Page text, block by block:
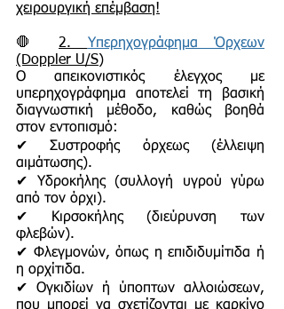
χειρουργική επέμβαση!
🛑 2. Υπερηχογράφημα Όρχεων
(Doppler U/S)
Ο απεικονιστικός έλεγχος με
υπερηχογράφημα αποτελεί τη βασική
διαγνωστική μέθοδο, καθώς βοηθά
στον εντοπισμό:
✔ Συστροφής όρχεως (έλλειψη
αιμάτωσης).
✔ Υδροκήλης (συλλογή υγρού γύρω
από τον όρχι).
✔ Κιρσοκήλης (διεύρυνση των
φλεβών).
✔ Φλεγμονών, όπως η επιδιδυμίτιδα ή
η ορχίτιδα.
✔ Ογκιδίων ή ύποπτων αλλοιώσεων,
που μπορεί να σχετίζονται με καρκίνο